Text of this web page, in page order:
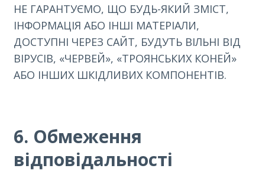
НЕ ГАРАНТУЄМО, ЩО БУДЬ-ЯКИЙ ЗМІСТ,
ІНФОРМАЦІЯ АБО ІНШІ МАТЕРІАЛИ,
ДОСТУПНІ ЧЕРЕЗ САЙТ, БУДУТЬ ВІЛЬНІ ВІД
ВІРУСІВ, «ЧЕРВЕЙ», «ТРОЯНСЬКИХ КОНЕЙ»
АБО ІНШИХ ШКІДЛИВИХ КОМПОНЕНТІВ.
6. Обмеження
відповідальності